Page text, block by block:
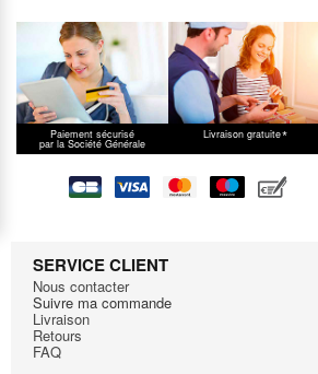
Paiement sécurisé
par la Société Générale
Livraison gratuite*
SERVICE CLIENT
Nous contacter
Suivre ma commande
Livraison
Retours
FAQ